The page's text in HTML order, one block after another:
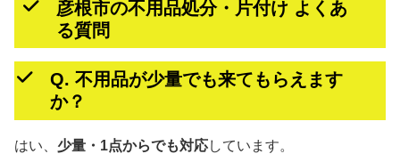
彦根市の不用品処分・片付け よくあ
る質問
Q. 不用品が少量でも来てもらえます
か？
はい、 少量・1点からでも対応しています。